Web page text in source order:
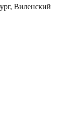
Виленский